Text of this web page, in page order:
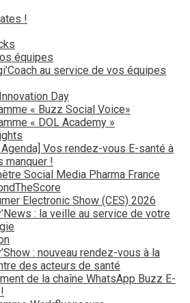
!
équipes
au service de vos équipes
Day
« Buzz Social Voice»
« DOL Academy »
Vos rendez-vous E-santé à
manquer !
Social Media Pharma France
Electronic Show (CES) 2026
: la veille au service de votre
: nouveau rendez-vous à la
des acteurs de santé
de la chaîne WhatsApp Buzz E-